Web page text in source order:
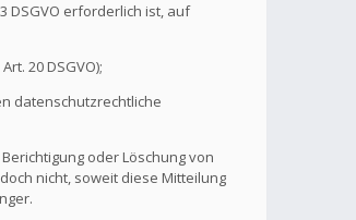
DSGVO erforderlich ist, auf
20 DSGVO);
datenschutzrechtliche
oder Löschung von
nicht, soweit diese Mitteilung